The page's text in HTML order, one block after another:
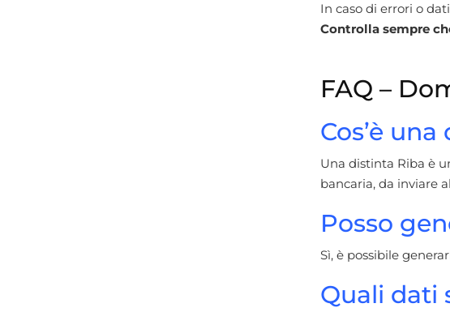
In caso di errori o
Controlla sempre
FAQ –
Cos’è
Una distinta Riba è
bancaria, da inviare
Posso
Sì, è possibile
Quali dati